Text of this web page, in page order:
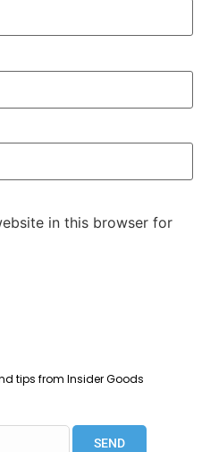
in this browser for
tips from Insider Goods
SEND